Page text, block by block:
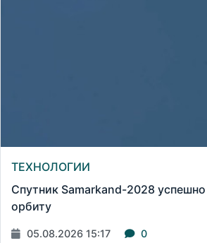
ТЕХНОЛОГИИ
Спутник Samarkand-2028
орбиту
05.08.2026 15:17 0